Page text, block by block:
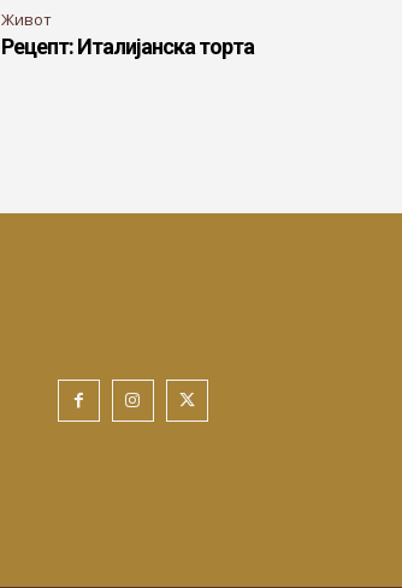
Живот
Рецепт: Италијанска торта